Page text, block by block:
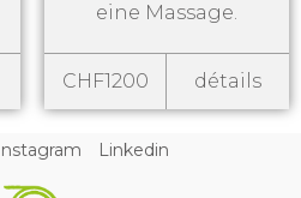
eine Massage.
CHF1200 détails
Instagram Linkedin